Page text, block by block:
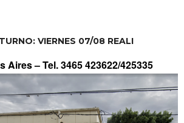
VIERNES 07/08 REALI
Aires –Tel. 3465 423622/425335